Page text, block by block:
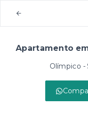
Apartamento
Olímpico -